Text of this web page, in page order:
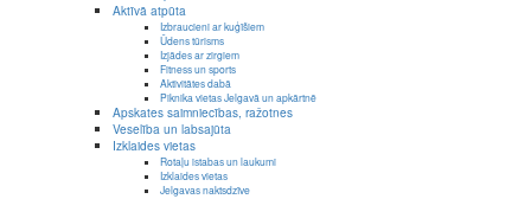
Aktīvā atpūta
Izbraucieni ar kuģīšiem
Ūdens tūrisms
Izjādes ar zirgiem
Fitness un sports
Aktivitātes dabā
Piknika vietas Jelgavā un apkārtnē
Apskates saimniecības, ražotnes
Veselība un labsajūta
Izklaides vietas
Rotaļu istabas un laukumi
Izklaides vietas
Jelgavas naktsdzīve